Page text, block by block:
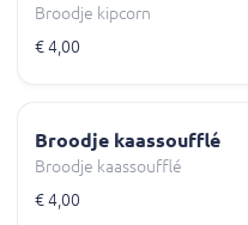
Broodje kipcorn
€ 4,00
Broodje kaassoufflé
Broodje kaassoufflé
€ 4,00